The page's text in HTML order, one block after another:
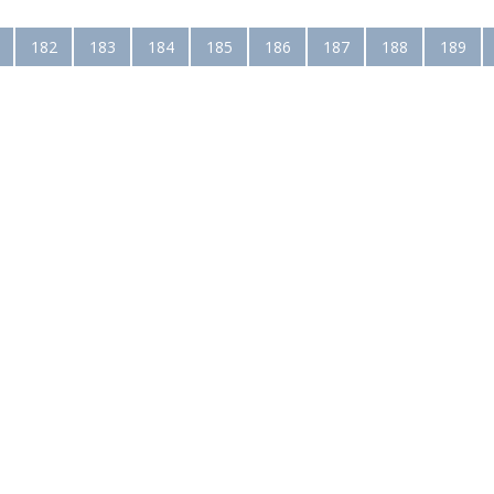
182 183 184 185 186 187 188 189